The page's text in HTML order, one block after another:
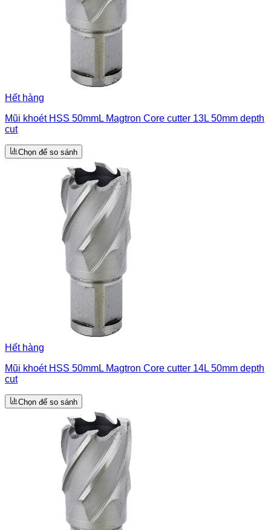
Hết hàng
Mũi khoét HSS 50mmL Magtron Core cutter 13L 50mm depth
cut
Chọn để so sánh
Hết hàng
Mũi khoét HSS 50mmL Magtron Core cutter 14L 50mm depth
cut
Chọn để so sánh